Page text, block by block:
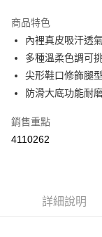
Apple Pay
街口支付
悠遊付
Google Pay
AFTEE先享後付
便利好安心！
商品特色
內裡真皮吸汗透
多種溫柔色調可
尖形鞋口修飾腿
防滑大底功能耐
銷售重點
4110262
詳細說明